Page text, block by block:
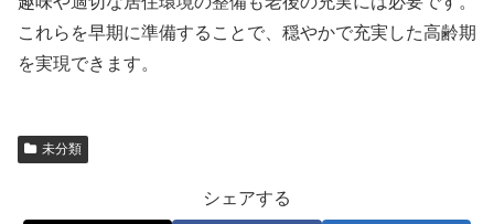
これらを早期に準備することで、穏やかで充実した高齢期
を実現できます。
未分類
シェアする